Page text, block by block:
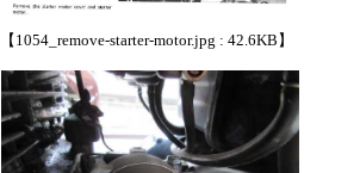
【1054_remove-starter-motor.jpg : 42.6KB】